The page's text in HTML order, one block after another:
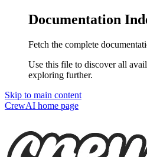
Documentation
Fetch the complete
Use this file to discover all
exploring further.
Skip to main content
CrewAI home page